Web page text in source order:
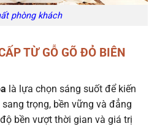
phòng khách
TỪ GỖ GÕ ĐỎ BIÊN
là lựa chọn sáng suốt để kiến
trọng, bền vững và đẳng
bền vượt thời gian và giá trị